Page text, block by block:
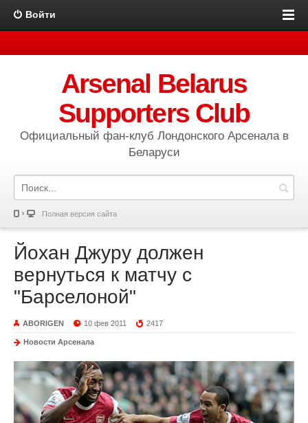
Войти
Arsenal Belarus
Supporters Club
Официальный фан-клуб Лондонского Арсенала в
Беларуси
Полная версия сайта
Йохан Джуру должен
вернуться к матчу с
"Барселоной"
ABORIGEN 10 фев 2011 2417
Новости Арсенала